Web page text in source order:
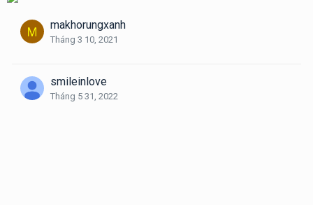
makhorungxanh
Tháng 3 10, 2021
smileinlove
Tháng 5 31, 2022